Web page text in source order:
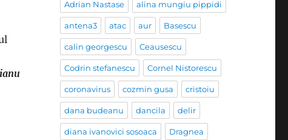
Adrian Nastase alina mungiu pippidi
antena3 atac aur Basescu
calin georgescu Ceausescu
Codrin stefanescu Cornel Nistorescu
coronavirus cozmin gusa cristoiu
dana budeanu dancila delir
diana ivanovici sosoaca Dragnea